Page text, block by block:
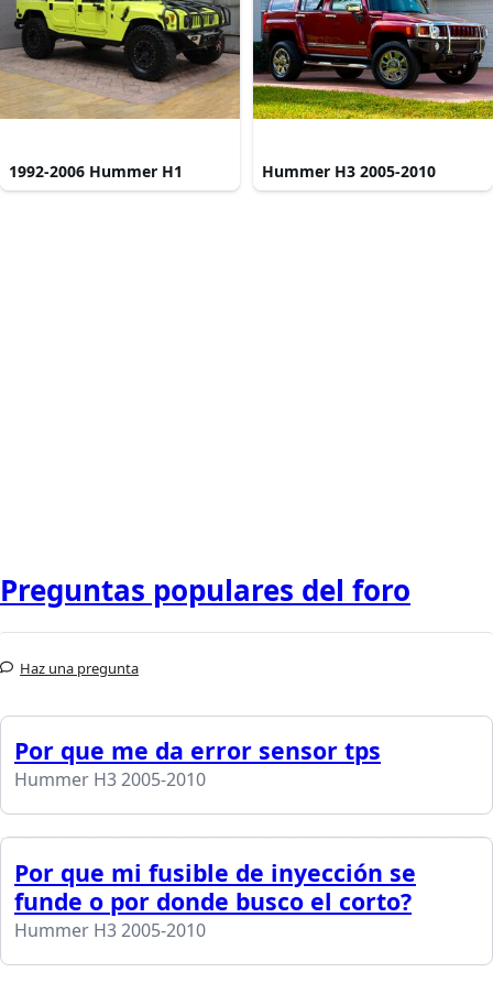
1992-2006 Hummer H1 Hummer H3 2005-2010
Preguntas populares del foro
Haz una pregunta
Por que me da error sensor tps
Hummer H3 2005-2010
Por que mi fusible de inyección se
funde o por donde busco el corto?
Hummer H3 2005-2010